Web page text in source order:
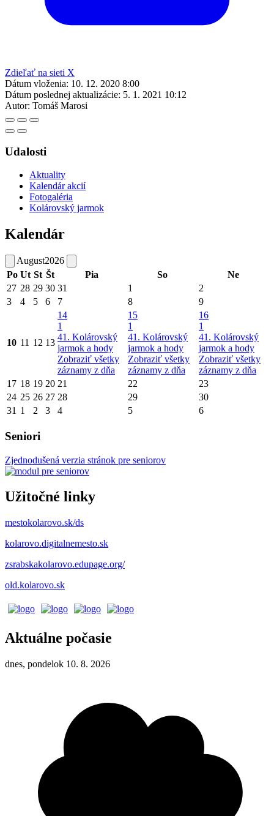
Zdieľať na sieti X
Dátum vloženia: 10. 12. 2020 8:00
Dátum poslednej aktualizácie: 5. 1. 2021 10:12
Autor: Tomáš Marosi
Udalosti
Aktuality
Kalendár akcií
Fotogaléria
Kolárovský jarmok
Kalendár
August2026
Po Ut St Št Pia So
Ne
27 28 29 30 31 1
2
3
4 5 6 7 8 9
10 11 12 13
14
1
41. Kolárovský
jarmok a hody
Zobraziť všetky
záznamy z dňa
15
1
41. Kolárovský
jarmok a hody
Zobraziť všetky
záznamy z dňa
16
1
41. Kolárovský
jarmok a hody
Zobraziť všetky
záznamy z dňa
17 18 19 20 21 22
23
24 25 26 27 28 29
30
31 1 2 3 4 5 6
Seniori
Zjednodušená verzia stránok pre seniorov
Užitočné linky
mestokolarovo.sk/ds
kolarovo.digitalnemesto.sk
zsrabskakolarovo.edupage.org/
old.kolarovo.sk
Aktuálne počasie
dnes, pondelok 10. 8. 2026